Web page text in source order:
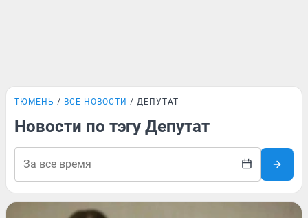
ТЮМЕНЬ ВСЕ НОВОСТИ ДЕПУТАТ
Новости по тэгу Депутат